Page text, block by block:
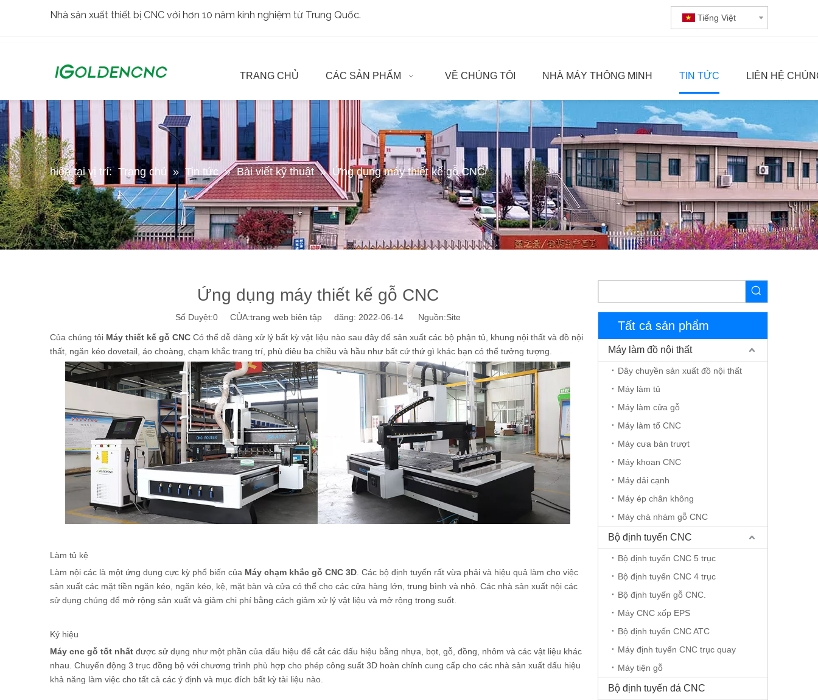
Nhà sản xuất thiết bị CNC với hơn 10 năm kinh nghiệm từ Trung Quốc. Tiếng Việt
TRANG CHỦ CÁC SẢN PHẨM VỀ CHÚNG TÔI NHÀ MÁY THÔNG MINH TIN TỨC LIÊN HỆ
hiện tại vị trí: Trang chủ » Tin tức » Bài viết kỹ thuật » Ứng dụng máy thiết kế gỗ CNC
Ứng dụng máy thiết kế gỗ CNC
Số Duyệt:0CỦA:trang web biên tập đăng: 2022-06-14 Nguồn:Site
Của chúng tôi Máy thiết kế gỗ CNC Có thể dễ dàng xử lý bất kỳ vật liệu nào sau đây để sản xuất các bộ phận tủ, khung nội thất và đồ nội
thất, ngăn kéo dovetail, áo choàng, chạm khắc trang trí, phù điêu ba chiều và hầu như bất cứ thứ gì khác bạn có thể tưởng tượng.
Làm tủ kệ
Làm nội các là một ứng dụng cực kỳ phổ biến của Máy chạm khắc gỗ CNC 3D . Các bộ định tuyến rất vừa phải và hiệu quả làm cho việc
sản xuất các mặt tiền ngăn kéo, ngăn kéo, kệ, mặt bàn và cửa có thể cho các cửa hàng lớn, trung bình và nhỏ. Các nhà sản xuất nội các
sử dụng chúng để mở rộng sản xuất và giảm chi phí bằng cách giảm xử lý vật liệu và mở rộng trong suốt.
Ký hiệu
Máy cnc gỗ tốt nhất được sử dụng như một phần của dấu hiệu để cắt các dấu hiệu bằng nhựa, bọt, gỗ, đồng, nhôm và các vật liệu khác
nhau. Chuyển động 3 trục đồng bộ với chương trình phù hợp cho phép công suất 3D hoàn chỉnh cung cấp cho các nhà sản xuất dấu hiệu
khả năng làm việc cho tất cả các ý định và mục đích bất kỳ tài liệu nào.
Tất cả sản phẩm
Máy làm đồ nội thất
Dây chuyền sản xuất đồ nội thất
Máy làm tủ
Máy làm cửa gỗ
Máy làm tổ CNC
Máy cưa bàn trượt
Máy khoan CNC
Máy dải cạnh
Máy ép chân không
Máy chà nhám gỗ CNC
Bộ định tuyến CNC
Bộ định tuyến CNC 5 trục
Bộ định tuyến CNC 4 trục
Bộ định tuyến gỗ CNC.
Máy CNC xốp EPS
Bộ định tuyến CNC ATC
Máy định tuyến CNC trục quay
Máy tiện gỗ
Bộ định tuyến đá CNC